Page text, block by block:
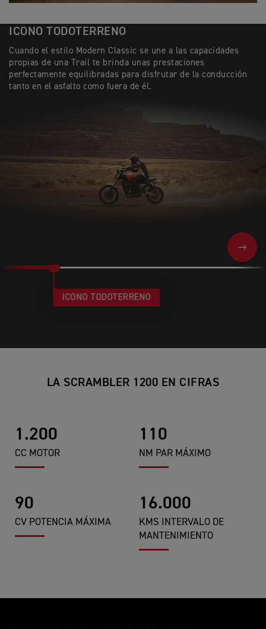
ICONO TODOTERRENO
Cuando el estilo Modern Classic se une a las capacidades
propias de una Trail te brinda unas prestaciones
perfectamente equilibradas para disfrutar de la conducción
tanto en el asfalto como fuera de él.
NEXT
ICONO TODOTERRENO
LA SCRAMBLER 1200 EN CIFRAS
1.200
CC MOTOR
110
NM PAR MÁXIMO
90
CV POTENCIA MÁXIMA
16.000
KMS INTERVALO DE
MANTENIMIENTO